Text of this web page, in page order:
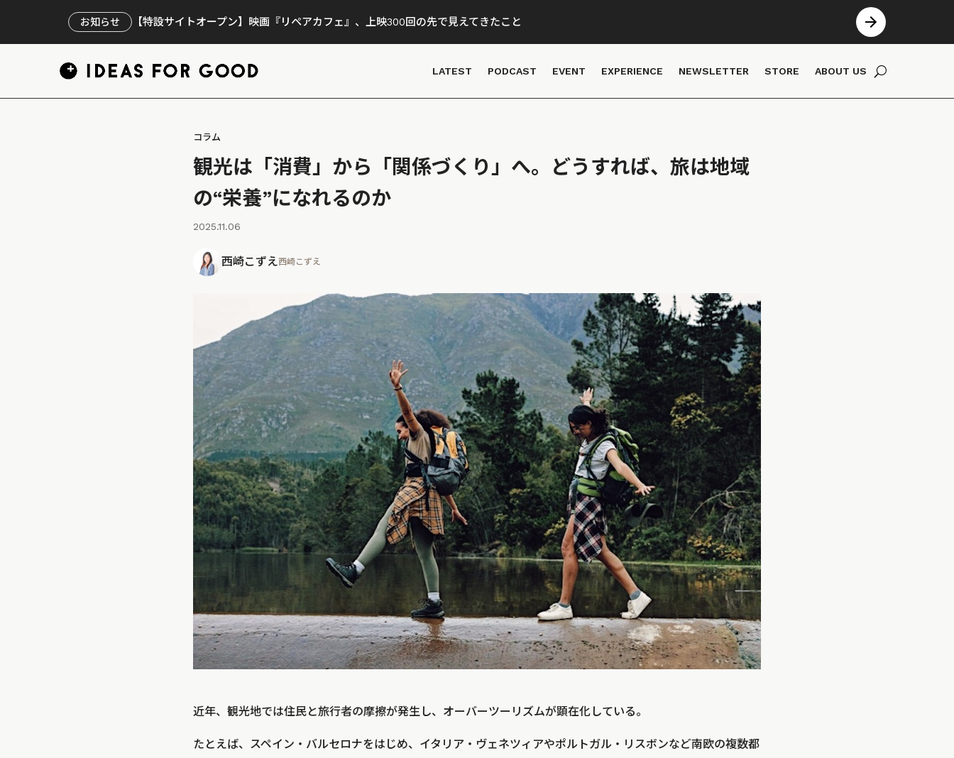
お知らせ 【特設サイトオープン】映画『リペアカフェ』、上映300回の先で見えてきたこと
LATEST PODCAST EVENT EXPERIENCE NEWSLETTER STORE ABOUT US
コラム
観光は「消費」から「関係づくり」へ。どうすれば、旅は地域
の“栄養”になれるのか
2025.11.06
西崎こずえ西崎こずえ
近年、観光地では住民と旅行者の摩擦が発生し、オーバーツーリズムが顕在化している。
たとえば、スペイン・バルセロナをはじめ、イタリア・ヴェネツィアやポルトガル・リスボンなど南欧の複数都